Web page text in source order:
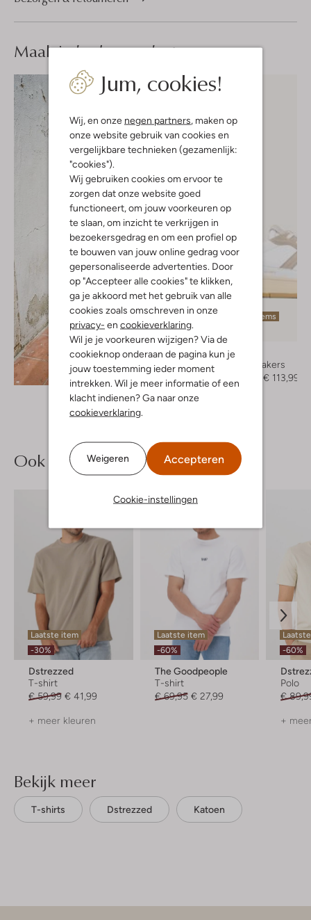
Jum, cookies!
Wij, en onze negen partners , maken op
onze website gebruik van cookies en
vergelijkbare technieken (gezamenlijk:
"cookies").
Wij gebruiken cookies om ervoor te
zorgen dat onze website goed
functioneert, om jouw voorkeuren op
te slaan, om inzicht te verkrijgen in
bezoekersgedrag en om een profiel op
te bouwen van jouw online gedrag voor
gepersonaliseerde advertenties. Door
op "Accepteer alle cookies" te klikken,
ga je akkoord met het gebruik van alle
cookies zoals omschreven in onze
privacy- en cookieverklaring
Wil je je voorkeuren wijzigen? Via de
cookieknop onderaan de pagina kun je
jouw toestemming ieder moment
intrekken. Wil je meer informatie of een
klacht indienen? Ga naar onze
cookieverklaring
Weigeren Accepteren
Cookie-instellingen
Maak jelook compleet
Ontdek de look
Laatste items
D.a.t.e
Lage sneakers
€ 113,99
Ook iets voor jou?
Laatste item
-30%
Dstrezzed
T-shirt
€ 59,99 € 41,99
+ meer kleuren
Laatste item
-60%
The Goodpeople
T-shirt
€ 69,95 € 27,99
-60%
Polo
€
+
Bekijk meer
T-shirts Dstrezzed Katoen